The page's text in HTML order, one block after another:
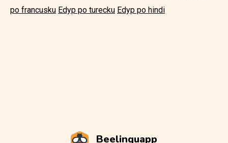
po francusku Edyp po turecku Edyp po hindi
Beelinguapp